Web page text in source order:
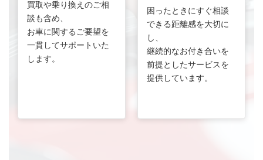
買取や乗り換えのご相
談も含め、
お車に関するご要望を
一貫してサポートいた
します。
困ったときにすぐ相談
できる距離感を大切に
し、
継続的なお付き合いを
前提としたサービスを
提供しています。